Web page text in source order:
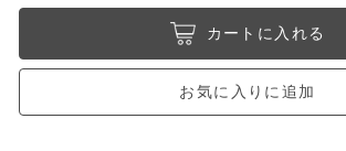
カートに入れる
お気に入りに追加